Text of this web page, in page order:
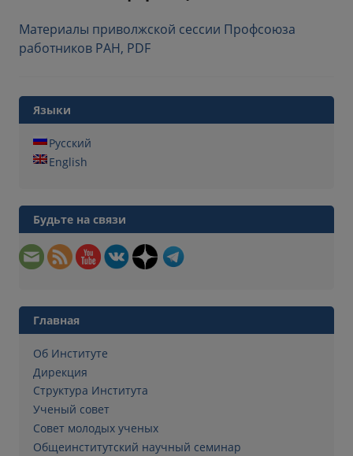
Материалы приволжской сессии Профсоюза
работников РАН, PDF
Языки
Русский
English
Будьте на связи
Главная
Об Институте
Дирекция
Структура Института
Ученый совет
Совет молодых ученых
Общеинститутский научный семинар